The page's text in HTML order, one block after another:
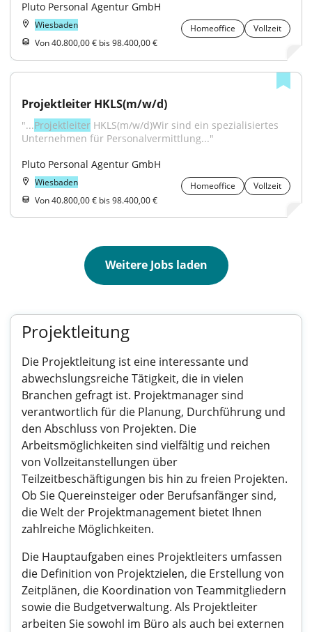
Pluto Personal Agentur GmbH
Wiesbaden Homeoffice
Vollzeit
Von 40.800,00 € bis 98.400,00 €
Projektleiter HKLS(m/w/d)
"...Projektleiter HKLS(m/w/d)Wir sind ein spezialisiertes
Unternehmen für Personalvermittlung..."
Pluto Personal Agentur GmbH
Wiesbaden Homeoffice
Vollzeit
Von 40.800,00 € bis 98.400,00 €
Weitere Jobs laden
Projektleitung
Die Projektleitung ist eine interessante und
abwechslungsreiche Tätigkeit, die in vielen
Branchen gefragt ist. Projektmanager sind
verantwortlich für die Planung, Durchführung und
den Abschluss von Projekten. Die
Arbeitsmöglichkeiten sind vielfältig und reichen
von Vollzeitanstellungen über
Teilzeitbeschäftigungen bis hin zu freien Projekten.
Ob Sie Quereinsteiger oder Berufsanfänger sind,
die Welt der Projektmanagement bietet Ihnen
zahlreiche Möglichkeiten.
Die Hauptaufgaben eines Projektleiters umfassen
die Definition von Projektzielen, die Erstellung von
Zeitplänen, die Koordination von Teammitgliedern
sowie die Budgetverwaltung. Als Projektleiter
arbeiten Sie sowohl im Büro als auch bei externen